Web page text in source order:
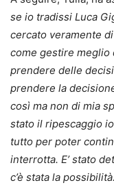
se io tradissi Luca
cercato veramente
come gestire meglio
prendere delle
prendere la
così ma non di mia
stato il ripescaggio
tutto per poter
interrotta. E’ stato
c’è stata la